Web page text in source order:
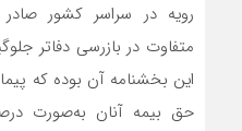
رویه در سراسر کشور
متفاوت در بازرسی دفاتر
این بخشنامه آن بوده که
حق بیمه آنان به‌صورت